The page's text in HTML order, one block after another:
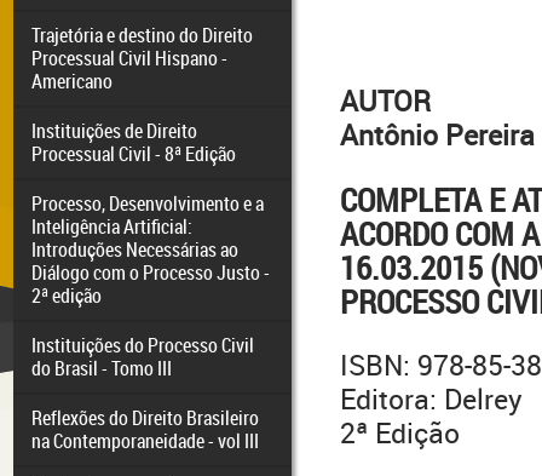
Trajetória e destino do Direito
Processual Civil Hispano -
Americano
Instituições de Direito
Processual Civil - 8ª Edição
Processo, Desenvolvimento e a
Inteligência Artificial:
Introduções Necessárias ao
Diálogo com o Processo Justo -
2ª edição
Instituições do Processo Civil
do Brasil - Tomo III
Reflexões do Direito Brasileiro
na Contemporaneidade - vol III
AUTOR
Antônio
COMPLETA E
ACORDO COM
16.03.2015
PROCESSO
ISBN: 978-85-
Editora: Delrey
2ª Edição